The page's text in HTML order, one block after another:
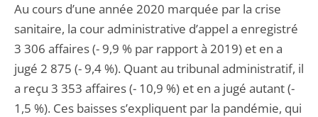
Au cours d’une année 2020 marquée par la crise
sanitaire, la cour administrative d’appel a enregistré
3 306 affaires (- 9,9 % par rapport à 2019) et en a
jugé 2 875 (- 9,4 %). Quant au tribunal administratif, il
a reçu 3 353 affaires (- 10,9 %) et en a jugé autant (-
1,5 %). Ces baisses s’expliquent par la pandémie, qui